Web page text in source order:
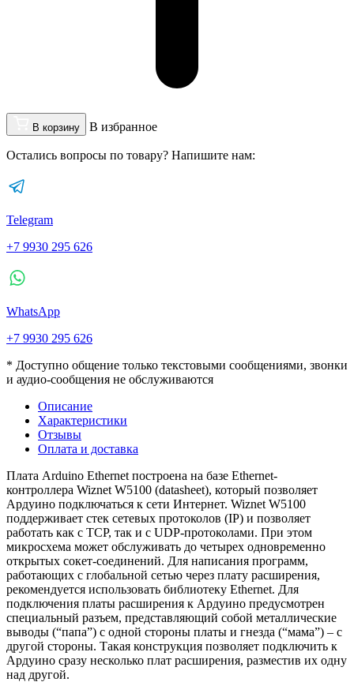
В корзину В избранное
Остались вопросы по товару? Напишите нам:
Telegram
+7 9930 295 626
WhatsApp
+7 9930 295 626
* Доступно общение только текстовыми сообщениями, звонки
и аудио-сообщения не обслуживаются
Описание
Характеристики
Отзывы
Оплата и доставка
Плата Arduino Ethernet построена на базе Ethernet-
контроллера Wiznet W5100 (datasheet), который позволяет
Ардуино подключаться к сети Интернет. Wiznet W5100
поддерживает стек сетевых протоколов (IP) и позволяет
работать как с TCP, так и с UDP-протоколами. При этом
микросхема может обслуживать до четырех одновременно
открытых сокет-соединений. Для написания программ,
работающих с глобальной сетью через плату расширения,
рекомендуется использовать библиотеку Ethernet. Для
подключения платы расширения к Ардуино предусмотрен
специальный разъем, представляющий собой металлические
выводы (“папа”) с одной стороны платы и гнезда (“мама”) – с
другой стороны. Такая конструкция позволяет подключить к
Ардуино сразу несколько плат расширения, разместив их одну
над другой.